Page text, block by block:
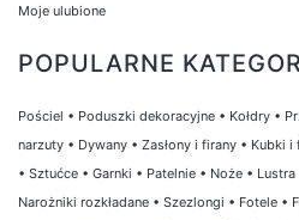
Moje ulubione
POPULARNE
Pościel • Poduszki dekoracyjne • Kołdry •
narzuty • Dywany • Zasłony i firany • Kubki i
• Sztućce • Garnki • Patelnie • Noże • Lustra
Narożniki rozkładane • Szezlongi • Fotele •